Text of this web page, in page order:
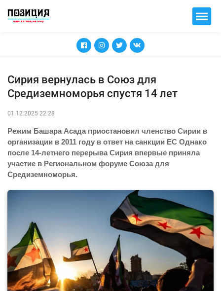
Сирия вернулась в Союз для
Средиземноморья спустя 14 лет
01.12.2025 22:28
Режим Башара Асада приостановил членство Сирии в
организации в 2011 году в ответ на санкции ЕС Однако
после 14-летнего перерыва Сирия впервые приняла
участие в Региональном форуме Союза для
Средиземноморья.